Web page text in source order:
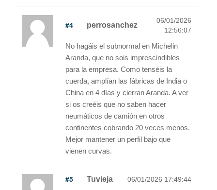
#4 perrosanchez
06/01/2026
12:56:07
No hagáis el subnormal en Michelin
Aranda, que no sois imprescindibles
para la empresa. Como tenséis la
cuerda, amplían las fábricas de India o
China en 4 días y cierran Aranda. A ver
si os creéis que no saben hacer
neumáticos de camión en otros
continentes cobrando 20 veces menos.
Mejor mantener un perfil bajo que
vienen curvas.
#5 Tuvieja 06/01/2026 17:49:44